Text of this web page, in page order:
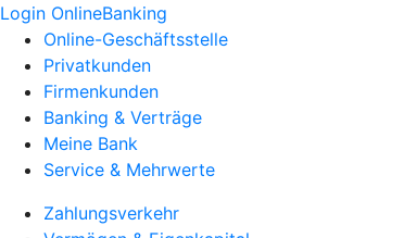
Login OnlineBanking
Online-Geschäftsstelle
Privatkunden
Firmenkunden
Banking & Verträge
Meine Bank
Service & Mehrwerte
Zahlungsverkehr